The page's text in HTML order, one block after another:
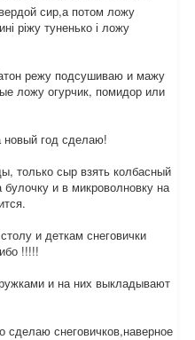
сир,а потом ложу
ріжу туненько і ложу
режу подсушиваю и мажу
ложу огурчик, помидор или
новый год сделаю!
только сыр взять колбасный
и в микроволновку на
и деткам снеговички
!!!!!
и на них выкладывают
сделаю снеговичков,наверное